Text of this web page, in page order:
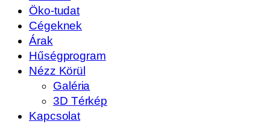
Öko-tudat
Cégeknek
Árak
Hűségprogram
Nézz Körül
Galéria
3D Térkép
Kapcsolat